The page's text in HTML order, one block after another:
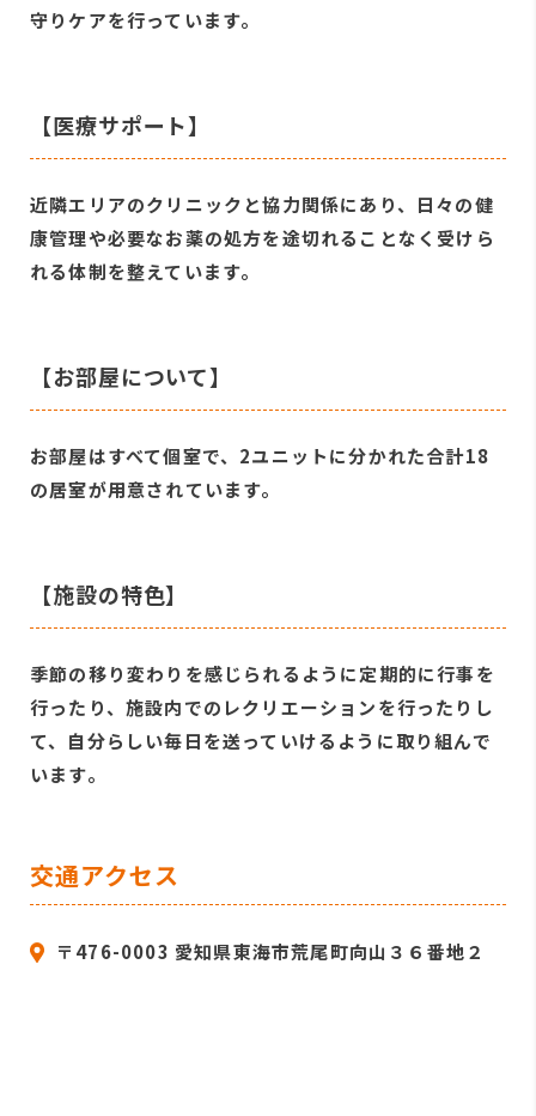
守りケアを行っています。
【医療サポート】
近隣エリアのクリニックと協力関係にあり、日々の健
康管理や必要なお薬の処方を途切れることなく受けら
れる体制を整えています。
【お部屋について】
お部屋はすべて個室で、2ユニットに分かれた合計18
の居室が用意されています。
【施設の特色】
季節の移り変わりを感じられるように定期的に行事を
行ったり、施設内でのレクリエーションを行ったりし
て、自分らしい毎日を送っていけるように取り組んで
います。
交通アクセス
〒476-0003 愛知県東海市荒尾町向山３６番地２